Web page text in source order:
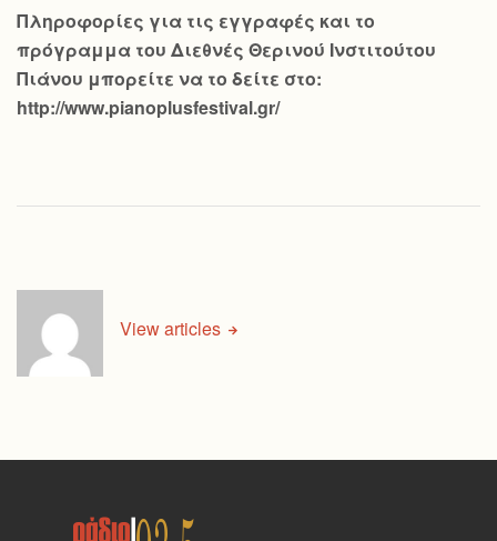
Πληροφορίες για τις εγγραφές και το
πρόγραμμα του Διεθνές Θερινού Ινστιτούτου
Πιάνου μπορείτε να το δείτε στο:
http://www.pianoplusfestival.gr/
View articles